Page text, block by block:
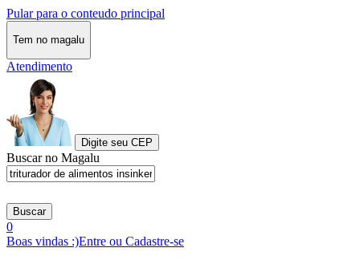
Pular para o conteudo principal
Tem no magalu
Atendimento
Digite seu CEP
Buscar no Magalu
Buscar
0
Boas vindas :)Entre ou Cadastre-se